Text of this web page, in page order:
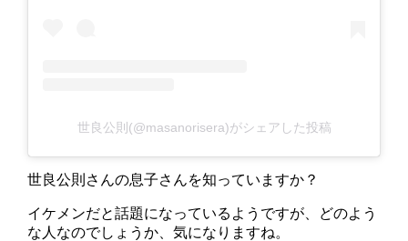
世良公則(@masanorisera)がシェアした投稿
世良公則さんの息子さんを知っていますか？
イケメンだと話題になっているようですが、どのよう
な人なのでしょうか、気になりますね。